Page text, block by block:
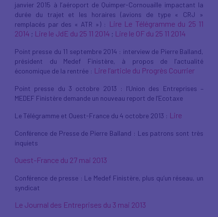
janvier 2015 à l’aéroport de Quimper-Cornouaille impactant la
durée du trajet et les horaires (avions de type « CRJ »
remplacés par des « ATR ») : Lire Le Télégramme du 25 11
2014 ; Lire le JdE du 25 11 2014 ; Lire le OF du 25 11 2014
Point presse du 11 septembre 2014 : interview de Pierre Balland,
président du Medef Finistère, à propos de l’actualité
économique de la rentrée : Lire l’article du Progrès Courrier
Point presse du 3 octobre 2013 : l’Union des Entreprises –
MEDEF Finistère demande un nouveau report de l’Ecotaxe
Le Télégramme et Ouest-France du 4 octobre 2013 : Lire
Conférence de Presse de Pierre Balland : Les patrons sont très
inquiets
Ouest-France du 27 mai 2013
Conférence de presse : Le Medef Finistère, plus qu’un réseau, un
syndicat
Le Journal des Entreprises du 3 mai 2013